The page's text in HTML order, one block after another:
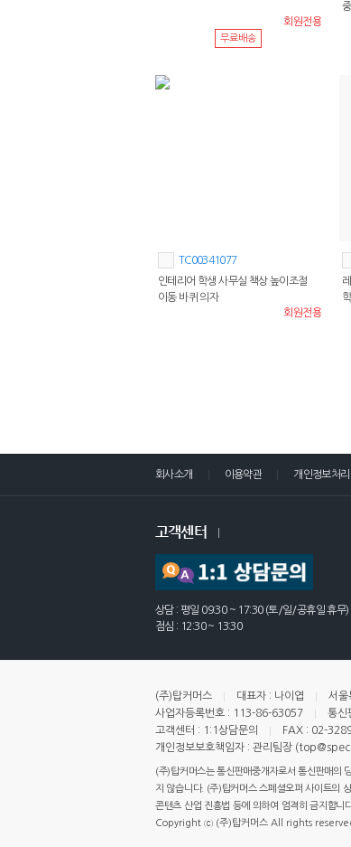
회원전용
무료배송
TC00341077
인테리어 학생 사무실 책상 높이조절
이동 바퀴 의자
회원전용
회사소개 이용약관 개인정보처리
고객센터
상담 : 평일 09:30 ~ 17:30 (토/일/공휴일 휴무)
점심 : 12:30 ~ 13:30
(주)탑커머스 대표자 : 나이엽
서울
사업자등록번호 : 113-86-63057
통신
고객센터 : 1:1상담문의
FAX : 02-
개인정보보호책임자 : 관리팀장
(주)탑커머스는 통신판매중개자로서 통신판매의
지 않습니다. (주)탑커머스 스페셜오퍼 사이트의
콘텐츠 산업 진흥법 등에 의하여 엄격히 금지합니
Copyright ⓒ (주)탑커머스 All rights